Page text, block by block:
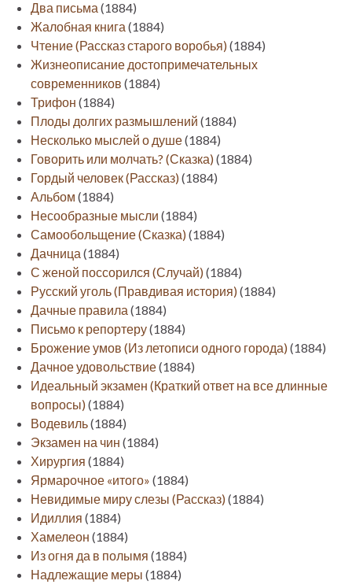
Два письма (1884)
Жалобная книга (1884)
Чтение (Рассказ старого воробья)(1884)
Жизнеописание достопримечательных
современников (1884)
Трифон (1884)
Плоды долгих размышлений (1884)
Несколько мыслей о душе(1884)
Говорить или молчать? (Сказка)(1884)
Гордый человек (Рассказ)(1884)
Альбом (1884)
Несообразные мысли (1884)
Самообольщение (Сказка)(1884)
Дачница (1884)
С женой поссорился (Случай)(1884)
Русский уголь (Правдивая история)(1884)
Дачные правила (1884)
Письмо к репортеру(1884)
Брожение умов (Из летописи одного города)(1884)
Дачное удовольствие(1884)
Идеальный экзамен (Краткий ответ на все длинные
вопросы)(1884)
Водевиль(1884)
Экзамен на чин (1884)
Хирургия (1884)
Ярмарочное «итого» (1884)
Невидимые миру слезы (Рассказ)(1884)
Идиллия (1884)
Хамелеон (1884)
Из огня да в полымя (1884)
Надлежащие меры (1884)